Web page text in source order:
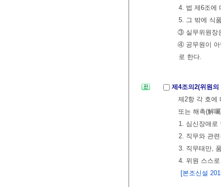
4. 법 제6조에
5. 그 밖에 식
③ 실무위원장
④ 공무원이 아
로 한다.
제4조의2(위원
제2항 각 호에
또는 해촉(解
1. 심신장애로
2. 직무와 관
3. 직무태만,
4. 위원 스스
[본조신설